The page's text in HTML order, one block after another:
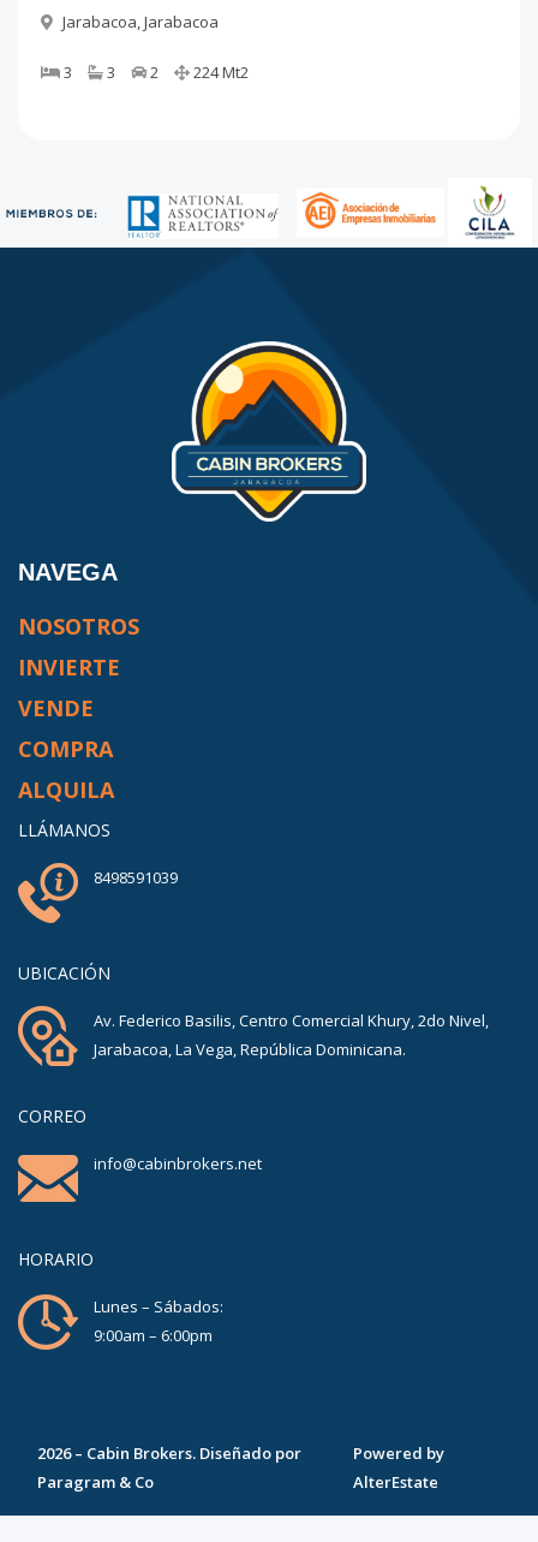
Jarabacoa,Jarabacoa
3 3 2 224Mt2
NAVEGA
NOSOTROS
INVIERTE
VENDE
COMPRA
ALQUILA
LLÁMANOS
8498591039
UBICACIÓN
Av. Federico Basilis, Centro Comercial Khury, 2do Nivel,
Jarabacoa, La Vega, República Dominicana.
CORREO
info@cabinbrokers.net
HORARIO
Lunes – Sábados:
9:00am – 6:00pm
2026– Cabin Brokers. Diseñado por
Paragram & Co
Powered by
AlterEstate